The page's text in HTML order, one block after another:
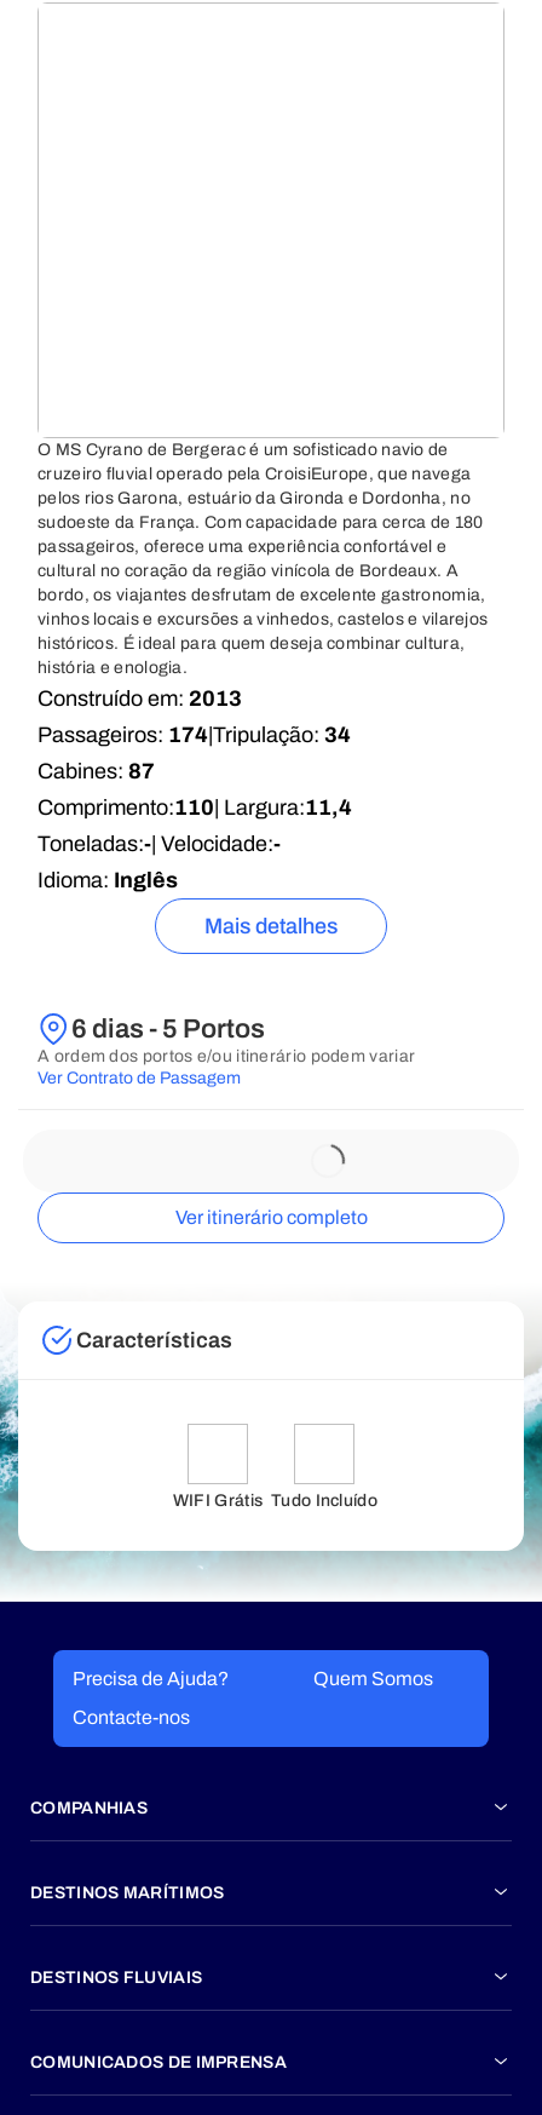
O MS Cyrano de Bergerac é um sofisticado navio de
cruzeiro fluvial operado pela CroisiEurope, que navega
pelos rios Garona, estuário da Gironda e Dordonha, no
sudoeste da França. Com capacidade para cerca de 180
passageiros, oferece uma experiência confortável e
cultural no coração da região vinícola de Bordeaux. A
bordo, os viajantes desfrutam de excelente gastronomia,
vinhos locais e excursões a vinhedos, castelos e vilarejos
históricos. É ideal para quem deseja combinar cultura,
história e enologia.
Construído em: 2013
Passageiros: 174 Tripulação: 34
Cabines: 87
Comprimento:110 | Largura:11,4
Toneladas:- | Velocidade:-
Idioma: Inglês
Mais detalhes
6 dias - 5 Portos
A ordem dos portos e/ou itinerário podem variar
Ver Contrato de Passagem
Ver itinerário completo
Características
WIFI Grátis Tudo Incluído
Precisa de Ajuda?
Quem Somos
Contacte-nos
COMPANHIAS
DESTINOS MARÍTIMOS
DESTINOS FLUVIAIS
COMUNICADOS DE IMPRENSA